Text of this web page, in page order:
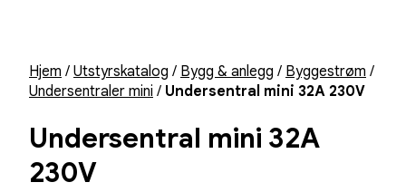
Hjem / Utstyrskatalog / Bygg & anlegg / Byggestrøm /
Undersentraler mini / Undersentral mini 32A 230V
Undersentral mini 32A
230V